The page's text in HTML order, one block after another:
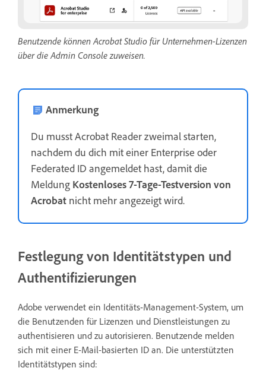
Benutzende können Acrobat Studio für Unternehmen-Lizenzen
über die Admin Console zuweisen.
Anmerkung
Du musst Acrobat Reader zweimal starten,
nachdem du dich mit einer Enterprise oder
Federated ID angemeldet hast, damit die
Meldung Kostenloses 7-Tage-Testversion von
Acrobat nicht mehr angezeigt wird.
Festlegung von Identitätstypen und
Authentifizierungen
Adobe verwendet ein Identitäts-Management-System, um
die Benutzenden für Lizenzen und Dienstleistungen zu
authentisieren und zu autorisieren. Benutzende melden
sich mit einer E-Mail-basierten ID an. Die unterstützten
Identitätstypen sind: